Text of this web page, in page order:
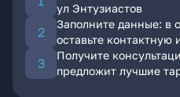
ул Энтузиастов
Заполните данные: в
оставьте
Получите
предложит лучшие